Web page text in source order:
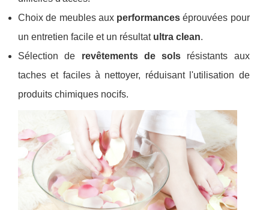
Choix de meubles aux performances éprouvées pour
un entretien facile et un résultat ultra clean.
Sélection de revêtements de sols résistants aux
taches et faciles à nettoyer, réduisant l'utilisation de
produits chimiques nocifs.